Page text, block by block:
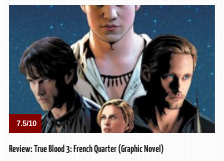
7.5/10
Review: True Blood 3: French Quarter (Graphic Novel)